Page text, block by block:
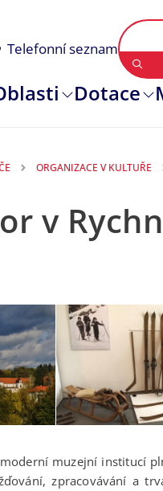
Telefonní seznam
Dotace
ORGANIZACE V KULTUŘE
v
muzejní institucí
zpracovávání a